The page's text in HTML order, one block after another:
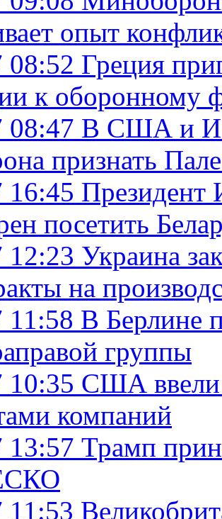
опыт
08:52 Греция
к оборонному
08:47 В США и
признать
16:45 Президент
посетить
12:23 Украина
на
11:58 В Берлине
группы
10:35 США ввели
компаний
13:57 Трамп
11:53